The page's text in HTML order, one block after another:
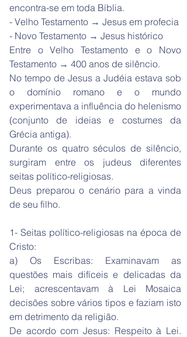
encontra-se em toda Bíblia.
- Velho Testamento → Jesus em profecia
- Novo Testamento → Jesus histórico
Entre o Velho Testamento e o Novo
Testamento → 400 anos de silêncio.
No tempo de Jesus a Judéia estava sob
o domínio romano e o mundo
experimentava a influência do helenismo
(conjunto de ideias e costumes da
Grécia antiga).
Durante os quatro séculos de silêncio,
surgiram entre os judeus diferentes
seitas político-religiosas.
Deus preparou o cenário para a vinda
de seu filho.
1- Seitas político-religiosas na época de
Cristo:
a) Os Escribas: Examinavam as
questões mais difíceis e delicadas da
Lei; acrescentavam à Lei Mosaica
decisões sobre vários tipos e faziam isto
em detrimento da religião.
De acordo com Jesus: Respeito à Lei.